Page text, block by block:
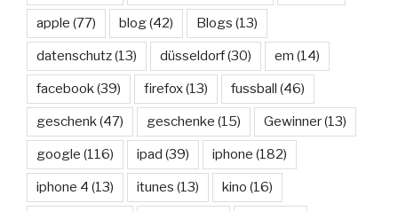
apple (77) blog(42) Blogs (13)
datenschutz(13) düsseldorf(30) em (14)
facebook(39) firefox(13) fussball (46)
geschenk(47) geschenke (15) Gewinner(13)
google (116) ipad (39) iphone (182)
iphone 4 (13) itunes (13) kino (16)